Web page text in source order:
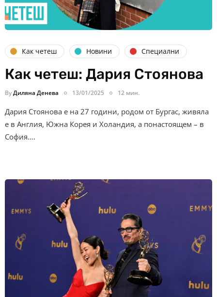
Как четеш Новини Специални
Как четеш: Дария Стоянова
ByДиляна Денева 13/01/2025 12 мин.
Дария Стоянова е на 27 години, родом от Бургас, живяла
е в Англия, Южна Корея и Холандия, а понастоящем – в
София….